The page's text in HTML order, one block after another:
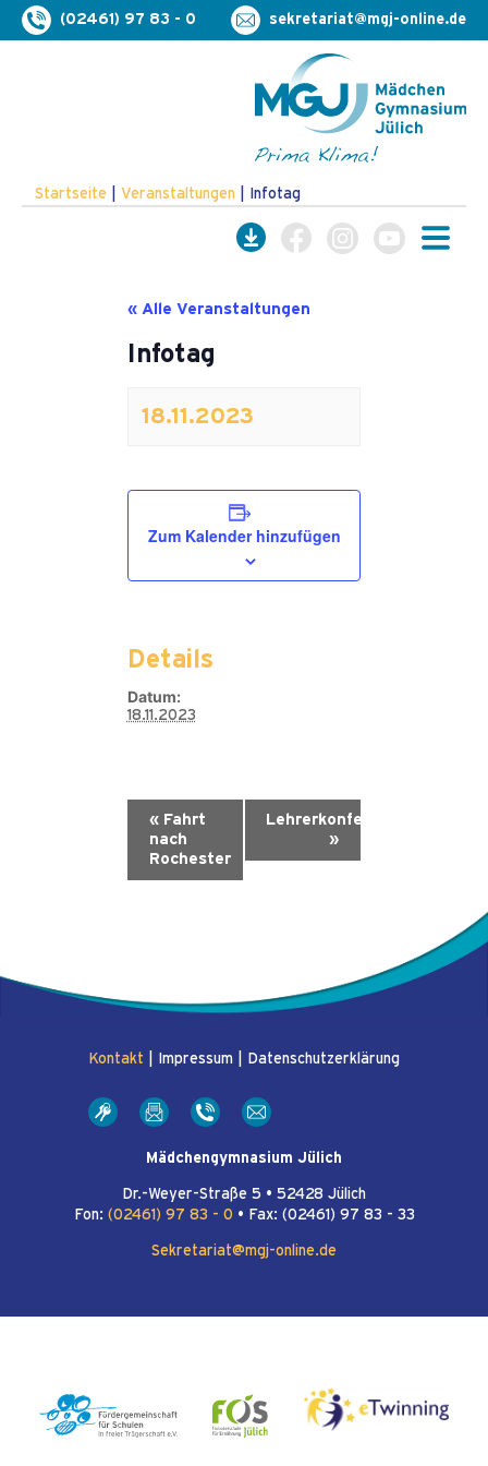
(02461) 97 83 - 0 sekretariat@mgj-online.de
Startseite Veranstaltungen Infotag
« Alle Veranstaltungen
Infotag
18.11.2023
Zum Kalender hinzufügen
Details
Datum:
18.11.2023
«Fahrt
nach
Rochester
Lehrerkonferenz
»
Kontakt Impressum Datenschutzerklärung
Mädchengymnasium Jülich
Dr.-Weyer-Straße 5 • 52428 Jülich
Fon: (02461) 97 83 - 0 • Fax: (02461) 97 83 - 33
Sekretariat@mgj-online.de